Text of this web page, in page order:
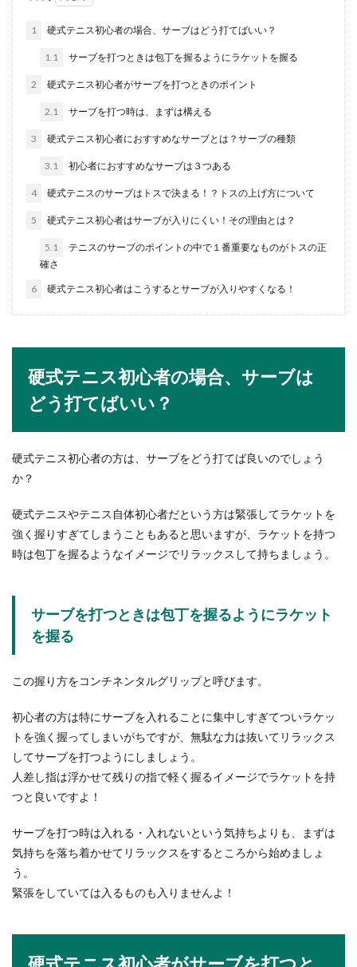
も強烈な臭いがしてしまうもの。消臭剤を吹きか
けても拭...
サーブのコツ！バレーでサーブが入ら
ない理由と練習方法
バレーボールの初心者がまず覚えることはサーブ
の打ち方です。ゲームはまずサーブから始まりま
就活で公務員の面接を受ける！好印象
になる髪型対策について
はどんな髪型にするのがいいのでしょうか？で
は、公...
少人数の職場では急に休めないない実
てもなかなか休めないという場合がありますね。
人手...
ワケとブラック企業について
ない。こんな...
柔道寝技のコツとは？力をかけるポイ
ントや練習ポイントを解説
ればするほど上達すると言われており、柔道初心
者こそ寝技練...
警察の交通課。スピード違反の取締りや人身事故
1 硬式テニス初心者の場合、サーブはどう打てばいい？
1.1 サーブを打つときは包丁を握るようにラケットを握る
2 硬式テニス初心者がサーブを打つときのポイント
2.1 サーブを打つ時は、まずは構える
3 硬式テニス初心者におすすめなサーブとは？サーブの種類
3.1 初心者におすすめなサーブは３つある
4 硬式テニスのサーブはトスで決まる！？トスの上げ方について
5 硬式テニス初心者はサーブが入りにくい！その理由とは？
5.1
テニスのサーブのポイントの中で１番重要なものがトスの正
確さ
6 硬式テニス初心者はこうするとサーブが入りやすくなる！
硬式テニス初心者の場合、サーブは
どう打てばいい？
硬式テニス初心者の方は、サーブをどう打てば良いのでしょう
か？
硬式テニスやテニス自体初心者だという方は緊張してラケットを
強く握りすぎてしまうこともあると思いますが、ラケットを持つ
時は包丁を握るようなイメージでリラックスして持ちましょう。
サーブを打つときは包丁を握るようにラケット
を握る
この握り方をコンチネンタルグリップと呼びます。
初心者の方は特にサーブを入れることに集中しすぎてついラケッ
トを強く握ってしまいがちですが、無駄な力は抜いてリラックス
してサーブを打つようにしましょう。
人差し指は浮かせて残りの指で軽く握るイメージでラケットを持
つと良いですよ！
サーブを打つ時は入れる・入れないという気持ちよりも、まずは
気持ちを落ち着かせてリラックスをするところから始めましょ
う。
緊張をしていては入るものも入りませんよ！